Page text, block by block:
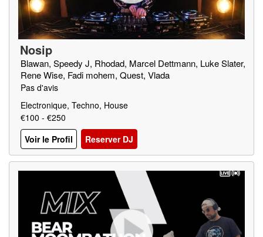
Nosip
Blawan, Speedy J, Rhodad, Marcel Dettmann, Luke Slater,
Rene Wise, Fadi mohem, Quest, Vlada
Pas d'avis
Electronique, Techno, House
€100 - €250
Voir le Profil
Reserver DJ